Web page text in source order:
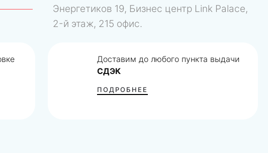
Энергетиков 19, Бизнес центр Link Palace,
2-й этаж, 215 офис.
Доставим до любого пункта выдачи
СДЭК
ПОДРОБНЕЕ